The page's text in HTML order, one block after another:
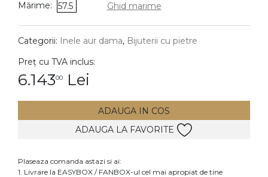
DIAMANTE Vezi toate
Cercei
Accesorii
Mărime: 57.5 Ghid marime
Categorii: Inele aur dama, Bijuterii cu pietre
Preț cu TVA inclus:
6.14300 Lei
ADAUGA IN COS
ADAUGA LA FAVORITE
Plaseaza comanda astazi si ai:
1. Livrare la EASYBOX / FANBOX-ul cel mai apropiat de tine